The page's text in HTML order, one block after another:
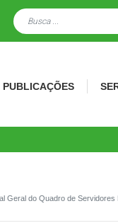
PUBLICAÇÕES
Geral do Quadro de